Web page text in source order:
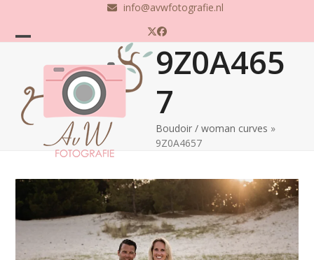
content
info@avwfotografie.nl
Twitter
Facebook
mobile
menu
mobile
menu
9Z0A465
7
Boudoir / woman curves »
9Z0A4657